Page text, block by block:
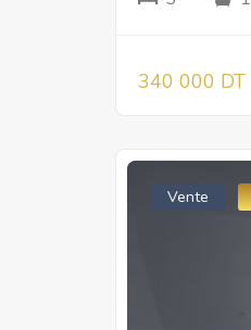
340 000 DT
Vente